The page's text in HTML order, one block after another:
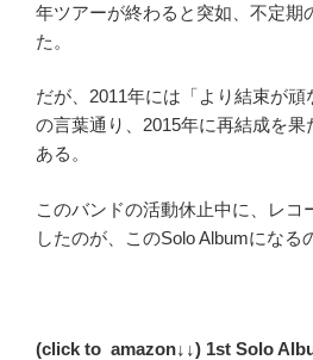
年ツアーが終わると突如、不定期
た。
だが、2011年には「より結束が
の言葉通り、2015年に再結成を
ある。
このバンドの活動休止中に、レコ
したのが、このSolo Albumになる
(click to amazon↓↓) 1st Solo